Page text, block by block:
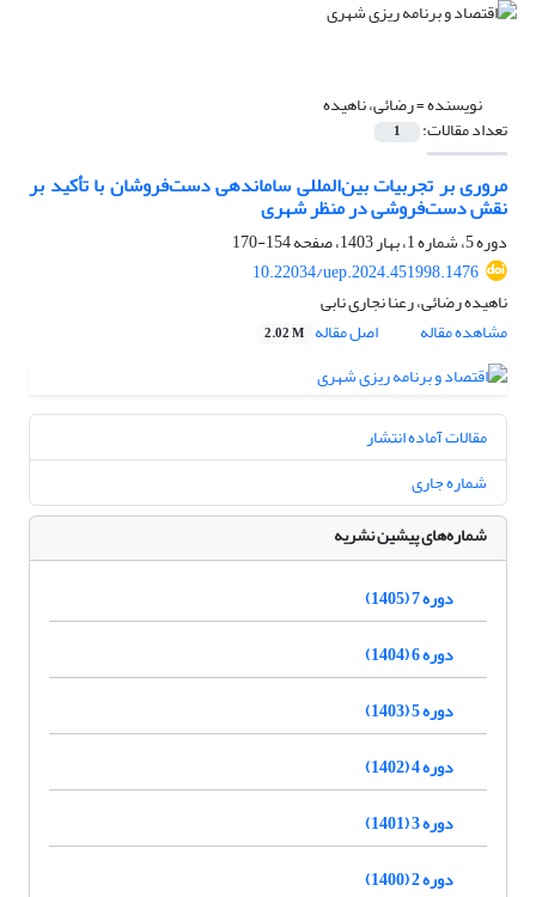
نویسنده =رضائی، ناهیده
تعداد مقالات: 1
مروری بر تجربیات بین‌المللی ساماندهی دست‌فروشان با تأکید بر
نقش دست‌فروشی در منظر شهری
دوره 5، شماره 1، بهار 1403، صفحه
154-170
10.22034/uep.2024.451998.1476
ناهیده رضائی، رعنا نجاری نابی
مشاهده مقاله
اصل مقاله 2.02 M
مقالات آماده انتشار
شماره جاری
شماره‌های پیشین نشریه
دوره 7 (1405)
دوره 6 (1404)
دوره 5 (1403)
دوره 4 (1402)
دوره 3 (1401)
دوره 2 (1400)